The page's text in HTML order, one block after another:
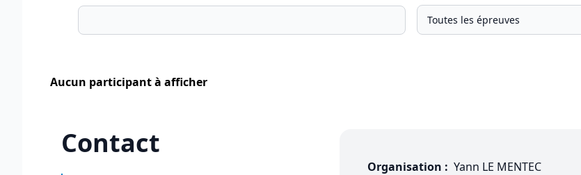
Aucun participant à afficher
Contact
Organisation : Yann LE MENTEC